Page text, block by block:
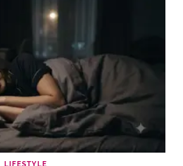
LIFESTYLE